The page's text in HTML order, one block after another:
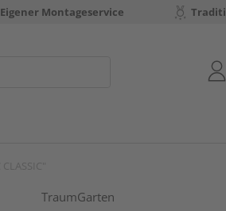
Eigener Montageservice
TraumGarten